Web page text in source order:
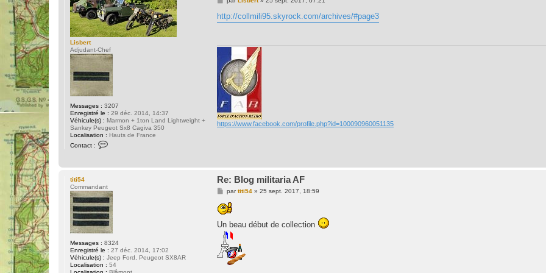
Lisbert
Adjudant-Chef
Messages : 3207
Enregistré le : 29 déc. 2014, 14:37
Véhicule(s) : Marmon + 1ton Land Lightweight +
Sankey Peugeot Sx8 Cagiva 350
Localisation : Hauts de France
Contact :
e
r
L
i
s
b
r
t
s
s
http://collmili95.skyrock.com/archives/#page3
https://www.facebook.com/profile.php?id=100090960051135
titi54
Commandant
Messages : 8324
Enregistré le : 27 déc. 2014, 17:02
Véhicule(s) : Jeep Ford, Peugeot SX8AR
Localisation : 54
Re: Blog militaria AF
M
s
s
g
e
partiti54» 25 sept. 2017, 18:59
Un beau début de collection